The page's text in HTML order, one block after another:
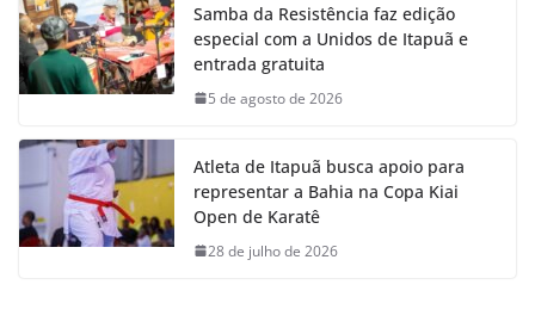
Samba da Resistência faz edição
especial com a Unidos de Itapuã e
entrada gratuita
5 de agosto de 2026
Atleta de Itapuã busca apoio para
representar a Bahia na Copa Kiai
Open de Karatê
28 de julho de 2026